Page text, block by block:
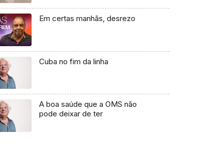
Em certas manhãs, desrezo
Cuba no fim da linha
A boa saúde que a OMS não
pode deixar de ter